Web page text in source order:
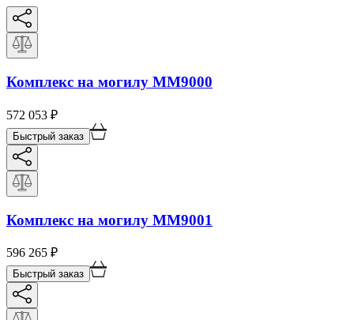
Комплекс на могилу ММ9000
572 053 ₽
Быстрый заказ
Комплекс на могилу ММ9001
596 265 ₽
Быстрый заказ